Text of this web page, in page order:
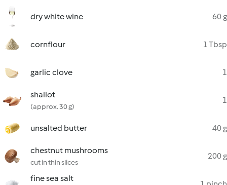
dry white wine 60 g
cornflour 1 Tbsp
garlic clove 1
shallot
(approx. 30 g)
1
unsalted butter 40 g
chestnut mushrooms
cut in thin slices
200 g
fine sea salt